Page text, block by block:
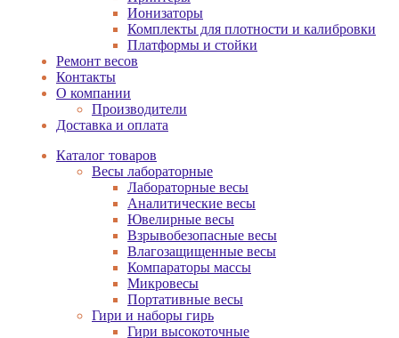
Ионизаторы
Комплекты для плотности и калибровки
Платформы и стойки
Ремонт весов
Контакты
О компании
Производители
Доставка и оплата
Каталог товаров
Весы лабораторные
Лабораторные весы
Аналитические весы
Ювелирные весы
Взрывобезопасные весы
Влагозащищенные весы
Компараторы массы
Микровесы
Портативные весы
Гири и наборы гирь
Гири высокоточные